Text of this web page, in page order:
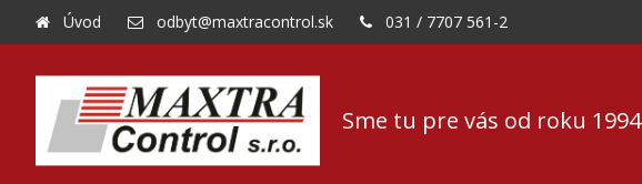
Sme tu pre vás od roku 1994
Úvod odbyt@maxtracontrol.sk 031 / 7707 561-2